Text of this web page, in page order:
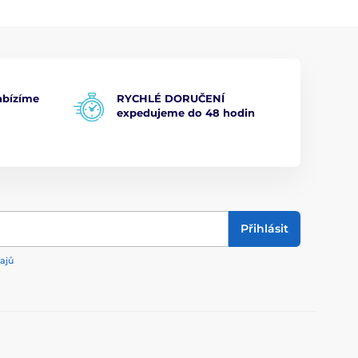
RYCHLÉ DORUČENÍ
expedujeme do 48 hodin
Přihlásit